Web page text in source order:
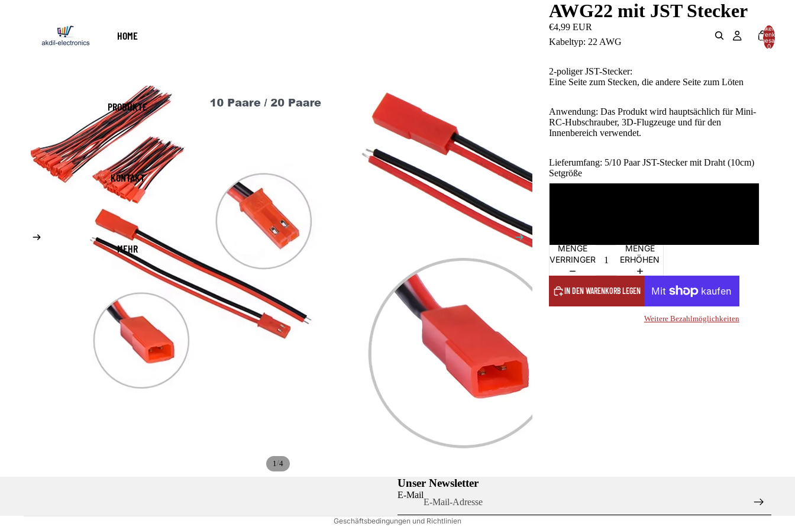
HOME
PRODUKTE
KONTAKT
MEHR
Artikel im
Warenkorb
insgesamt:
0
1/4
AWG22 mit JST Stecker
€4,99 EUR
Kabeltyp: 22 AWG
2-poliger JST-Stecker:
Eine Seite zum Stecken, die andere Seite zum Löten
Anwendung: Das Produkt wird hauptsächlich für Mini-
RC-Hubschrauber, 3D-Flugzeuge und für den
Innenbereich verwendet.
Lieferumfang: 5/10 Paar JST-Stecker mit Draht (10cm)
Setgröße
MENGE
VERRINGERN
MENGE
ERHÖHEN
IN DEN WARENKORB LEGEN
Weitere Bezahlmöglichkeiten
Unser Newsletter
E-Mail
Geschäftsbedingungen und Richtlinien
Kontaktinformationen